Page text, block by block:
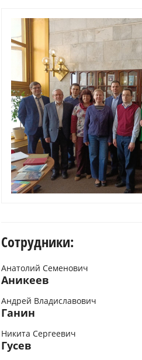
Сотрудники:
Анатолий Семенович
Аникеев
Андрей Владиславович
Ганин
Никита Сергеевич
Гусев